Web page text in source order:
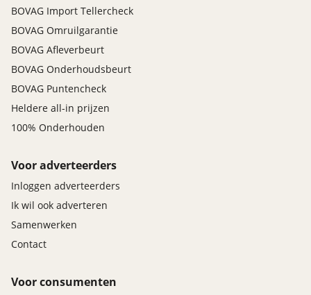
BOVAG Import Tellercheck
BOVAG Omruilgarantie
BOVAG Afleverbeurt
BOVAG Onderhoudsbeurt
BOVAG Puntencheck
Heldere all-in prijzen
100% Onderhouden
Voor adverteerders
Inloggen adverteerders
Ik wil ook adverteren
Samenwerken
Contact
Voor consumenten